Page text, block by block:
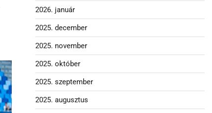
2026. január
2025. december
2025. november
2025. október
2025. szeptember
2025. augusztus